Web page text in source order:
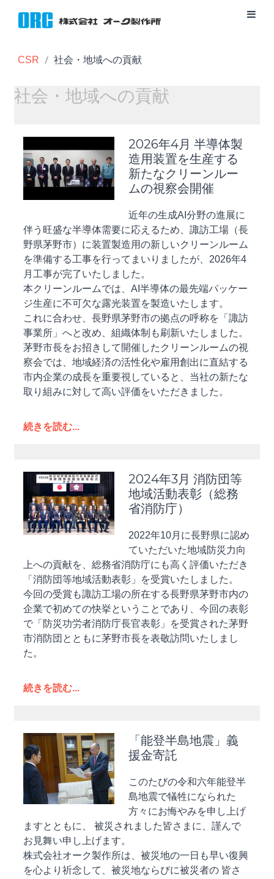
CSR 社会・地域への貢献
社会・地域への貢献
2026年4月 半導体製
造用装置を生産する
新たなクリーンルー
ムの視察会開催
近年の生成AI分野の進展に
伴う旺盛な半導体需要に応えるため、諏訪工場（長
野県茅野市）に装置製造用の新しいクリーンルーム
を準備する工事を行ってまいりましたが、2026年4
月工事が完了いたしました。
本クリーンルームでは、AI半導体の最先端パッケー
ジ生産に不可欠な露光装置を製造いたします。
これに合わせ、長野県茅野市の拠点の呼称を「諏訪
事業所」へと改め、組織体制も刷新いたしました。
茅野市長をお招きして開催したクリーンルームの視
察会では、地域経済の活性化や雇用創出に直結する
市内企業の成長を重要視していると、当社の新たな
取り組みに対して高い評価をいただきました。
続きを読む...
2024年3月 消防団等
地域活動表彰（総務
省消防庁）
2022年10月に長野県に認め
ていただいた地域防災力向
上への貢献を、総務省消防庁にも高く評価いただき
「消防団等地域活動表彰」を受賞いたしました。
今回の受賞も諏訪工場の所在する長野県茅野市内の
企業で初めての快挙ということであり、今回の表彰
で「防災功労者消防庁長官表彰」を受賞された茅野
市消防団とともに茅野市長を表敬訪問いたしまし
た。
続きを読む...
「能登半島地震」義
援金寄託
このたびの令和六年能登半
島地震で犠牲になられた
方々にお悔やみを申し上げ
ますとともに、 被災されました皆さまに、謹んで
お見舞い申し上げます。
株式会社オーク製作所は、被災地の一日も早い復興
を心より祈念して、被災地ならびに被災者の 皆さ